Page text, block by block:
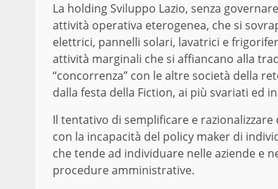
La holding Sviluppo Lazio, senza
attività operativa eterogenea, che si
elettrici, pannelli solari, lavatrici e
attività marginali che si affiancano alla
“concorrenza” con le altre società della
dalla festa della Fiction, ai più svariati ed
Il tentativo di semplificare e
con la incapacità del policy maker di
che tende ad individuare nelle aziende e
procedure amministrative.